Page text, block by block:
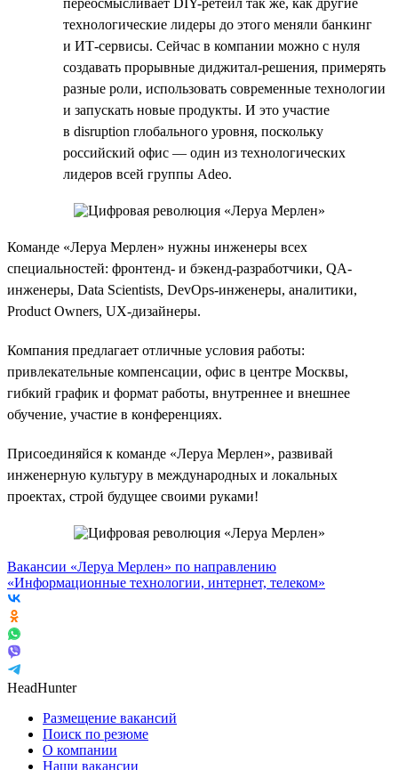
технологические лидеры до этого меняли банкинг
и ИТ-сервисы. Сейчас в компании можно с нуля
создавать прорывные диджитал-решения, примерять
разные роли, использовать современные технологии
и запускать новые продукты. И это участие
в disruption глобального уровня, поскольку
российский офис — один из технологических
лидеров всей группы Adeo.
Команде «Леруа Мерлен» нужны инженеры всех
специальностей: фронтенд- и бэкенд-разработчики, QA-
инженеры, Data Scientists, DevOps-инженеры, аналитики,
Product Owners, UX-дизайнеры.
Компания предлагает отличные условия работы:
привлекательные компенсации, офис в центре Москвы,
гибкий график и формат работы, внутреннее и внешнее
обучение, участие в конференциях.
Присоединяйся к команде «Леруа Мерлен», развивай
инженерную культуру в международных и локальных
проектах, строй будущее своими руками!
Вакансии «Леруа Мерлен» по направлению
«Информационные технологии, интернет, телеком»
HeadHunter
Размещение вакансий
Поиск по резюме
О компании
Наши вакансии